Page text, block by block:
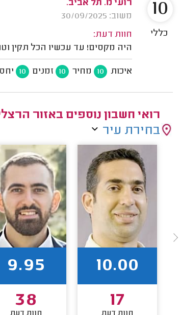
רועי מ. תל אביב.
משוב: 30/09/2025
חוות דעת:
היה מקסים! עד עכשיו הכל תקין
איכות 10 מחיר 10 זמנים 10 יחס
10
כללי
רואי חשבון נוספים באזור
בחירת עיר
10.00
17
9.95
38